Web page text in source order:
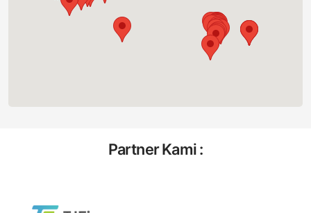
Partner Kami :